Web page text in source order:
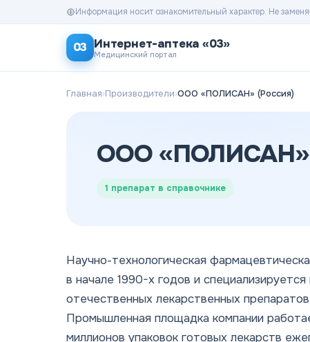
Информация носит ознакомительный характер. Не
03 Интернет-аптека «03»
Медицинский портал
Главная›Производители›ООО «ПОЛИСАН» (Россия)
ООО «ПОЛИСАН»
1 препарат в справочнике
Научно-технологическая
в начале 1990-х годов и
отечественных лекарственных
Промышленная площадка компании
миллионов упаковок готовых лекарств